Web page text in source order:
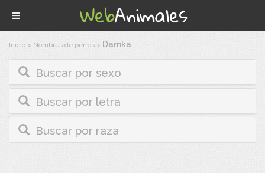
Inicio > Nombres de perros > Damka
Buscar por sexo
Buscar por letra
Buscar por raza